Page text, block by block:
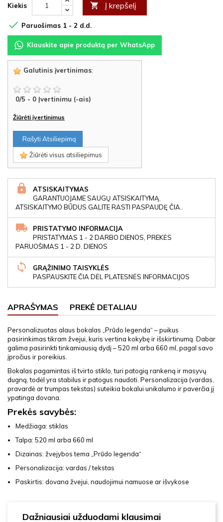
Kiekis  Į krepšelį
 Paruošimas 1 - 2 d.d.
Klauskite apie produktą per WhatsApp
Galutinis įvertinimas:
0/5 - 0 Įvertinimu (-ais)
Žiūrėti įvertinimus
Rašyti Atsiliepimą
Žiūrėti visus atsiliepimus
ATSISKAITYMAS
GARANTUOJAME SAUGŲ ATSISKAITYMĄ.
ATSISKAITYMO BŪDUS GALITE RASTI PASPAUDĘ ČIA..
PRISTATYMO INFORMACIJA
PRISTATYMAS 1 - 2 DARBO DIENOS, PREKĖS
PARUOŠIMAS 1 - 2 D. DIENOS
GRĄŽINIMO TAISYKLĖS
PASPAUSKITE ČIA DĖL PLATESNĖS INFORMACIJOS
APRAŠYMAS PREKĖ DETALIAU
Personalizuotas alaus bokalas „Prūdo legenda“ – puikus
pasirinkimas tikram žvejui, kuris vertina kokybę ir išskirtinumą. Dabar
galima pasirinkti tinkamiausią dydį – 520 ml arba 660 ml, pagal savo
įpročius ir poreikius.
Bokalas pagamintas iš tvirto stiklo, turi patogią rankeną ir masyvų
dugną, todėl yra stabilus ir patogus naudoti. Personalizacija (vardas,
pravardė ar trumpas tekstas) suteikia bokalui unikalumo ir paverčia jį
ypatinga dovana.
Prekės savybės:
Medžiaga: stiklas
Talpa: 520 ml arba 660 ml
Dizainas: žvejybos tema „Prūdo legenda“
Personalizacija: vardas / tekstas
Paskirtis: dovana žvejui, naudojimui namuose ar išvykose
Dažniausiai užduodami klausimai